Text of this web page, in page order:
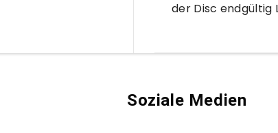
der Disc endgültig
Soziale Medien